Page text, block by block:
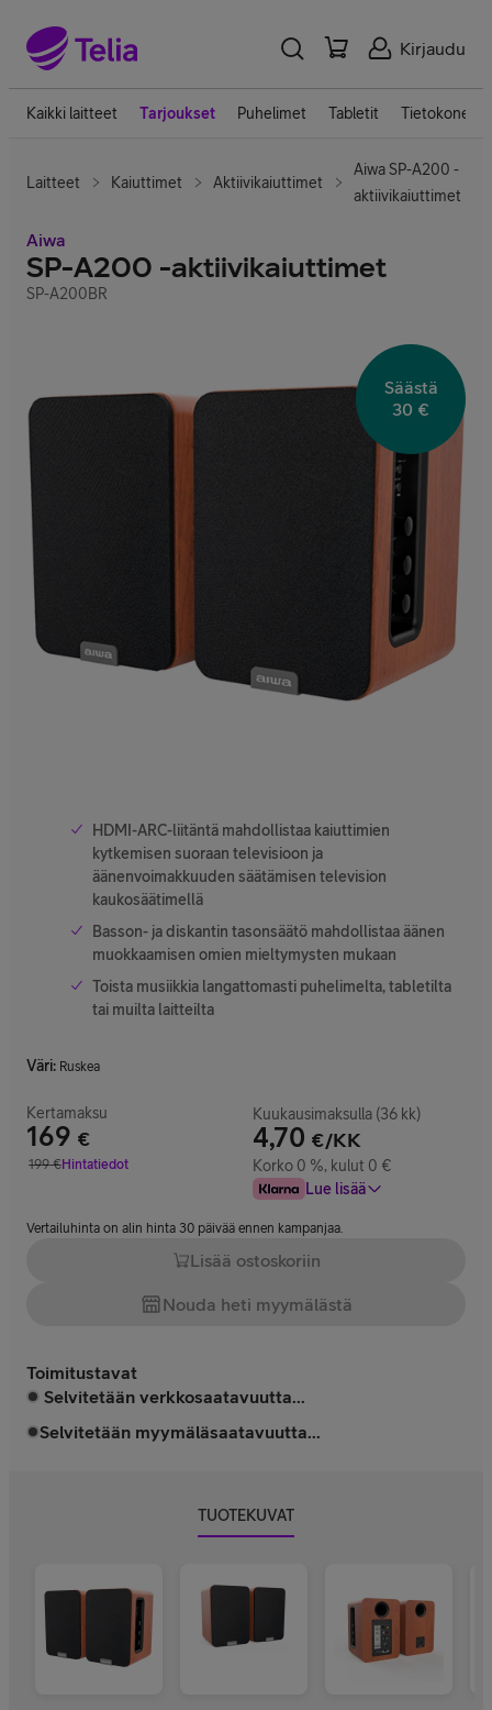
Kirjaudu
Kaikki laitteet Tarjoukset Puhelimet Tabletit Tietokoneet
Laitteet Kaiuttimet Aktiivikaiuttimet
Aiwa SP-A200 -
aktiivikaiuttimet
Säästä
30 €
Aiwa
SP-A200 -aktiivikaiuttimet
SP-A200BR
HDMI-ARC-liitäntä mahdollistaa kaiuttimien
kytkemisen suoraan televisioon ja
äänenvoimakkuuden säätämisen television
kaukosäätimellä
Basson- ja diskantin tasonsäätö mahdollistaa äänen
muokkaamisen omien mieltymysten mukaan
Toista musiikkia langattomasti puhelimelta, tabletilta
tai muilta laitteilta
Väri: Ruskea
Kertamaksu
169 €
Hinta 169 €
199€
Vertailuhinta 199 €
Hintatiedot
Kuukausimaksulla (36 kk)
4,70 €/KK
Korko 0 %, kulut 0 €
Lue lisää
Vertailuhinta on alin hinta 30 päivää ennen kampanjaa.
Lisää ostoskoriin
Nouda heti myymälästä
Toimitustavat
Selvitetään verkkosaatavuutta...
Selvitetään myymäläsaatavuutta...
TUOTEKUVAT